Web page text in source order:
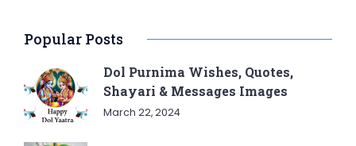
Popular Posts
Dol Purnima Wishes, Quotes,
Shayari & Messages Images
March 22, 2024